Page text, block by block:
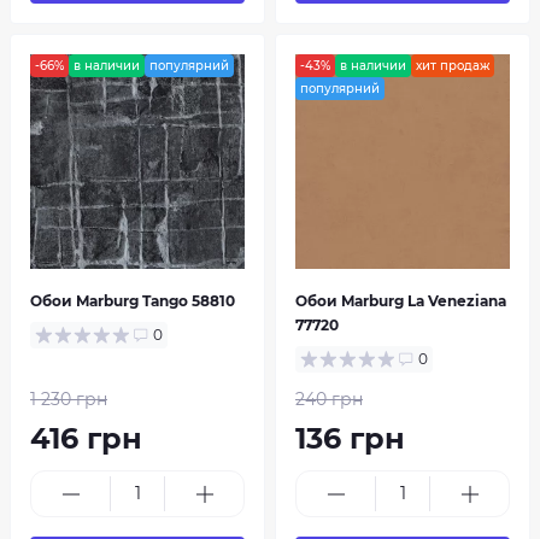
-66% в наличии популярний
Обои Marburg Tango 58810
0
1 230 грн
416 грн
-43% в наличии
хит продаж
популярний
Обои Marburg La Veneziana
77720
0
240 грн
136 грн